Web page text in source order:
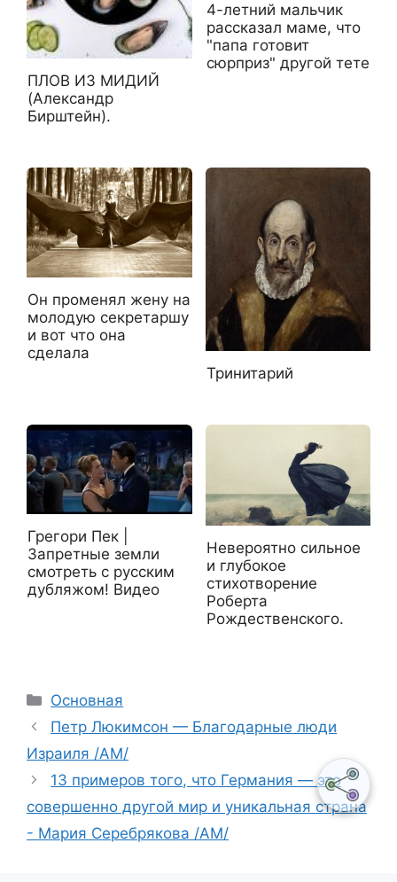
ПЛОВ ИЗ МИДИЙ
(Александр
Бирштейн).
4-летний мальчик
рассказал маме, что
"папа готовит
сюрприз" другой тете
Он променял жену на
молодую секретаршу
и вот что она
сделала
Тринитарий
Грегори Пек |
Запретные земли
смотреть с русским
дубляжом! Видео
Невероятно сильное
и глубокое
стихотворение
Роберта
Рождественского.
Рубрики
Основная
Петр Люкимсон — Благодарные люди
Израиля /АМ/
13 примеров того, что Германия — это
совершенно другой мир и уникальная страна
- Мария Серебрякова /АМ/